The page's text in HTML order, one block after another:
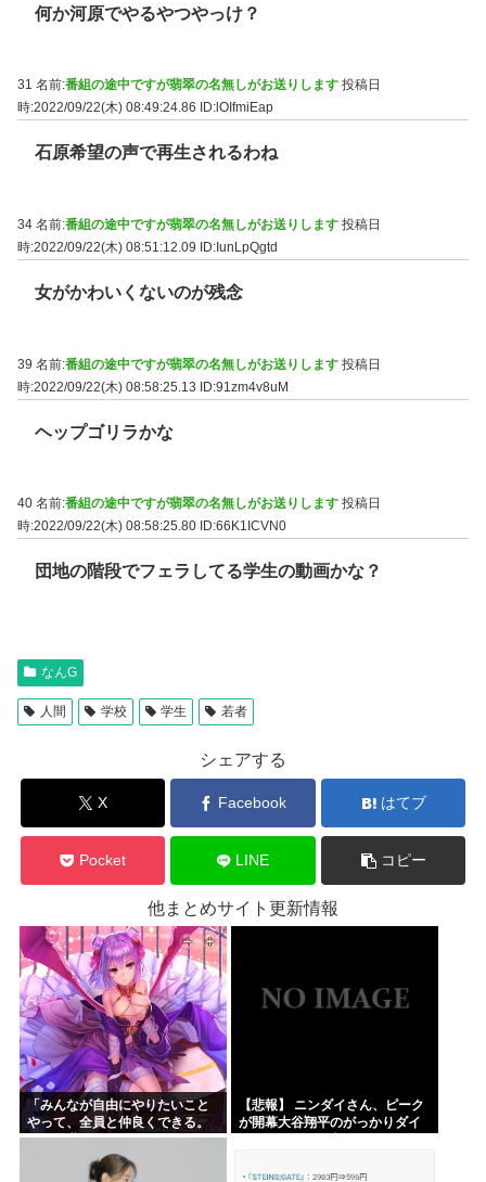
何か河原でやるやつやっけ？
31 名前:番組の途中ですが翡翠の名無しがお送りします 投稿日
時:2022/09/22(木) 08:49:24.86
ID:lOIfmiEap
石原希望の声で再生されるわね
34 名前:番組の途中ですが翡翠の名無しがお送りします 投稿日
時:2022/09/22(木) 08:51:12.09
ID:IunLpQgtd
女がかわいくないのが残念
39 名前:番組の途中ですが翡翠の名無しがお送りします 投稿日
時:2022/09/22(木) 08:58:25.13 ID:91zm4v8uM
ヘップゴリラかな
40 名前:番組の途中ですが翡翠の名無しがお送りします 投稿日
時:2022/09/22(木) 08:58:25.80 ID:66K1ICVN0
団地の階段でフェラしてる学生の動画かな？
なんG
人間 学校 学生 若者
シェアする
X Facebook はてブ
Pocket LINE コピー
他まとめサイト更新情報
「みんなが自由にやりたいこと
やって、全員と仲良くできる。
そんな世界を作るために、これ
からも頑張るよ！」オーガス
ト・あいミス『ヴァレリア』の
【悲報】 ニンダイさん、ピーク
が開幕大谷翔平のがっかりダイ